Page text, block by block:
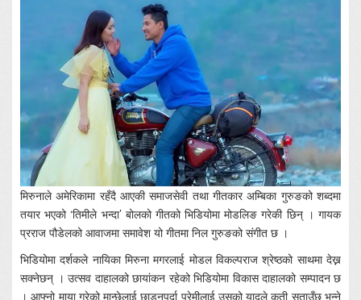
मिरुनाले अमेरिकामा रहँदै आएकी समाजसेवी तथा गीतकार अम्बिका गुरुङको शब्दमा
तयार भएको ‘तिमीले भन्दा’ बोलको गीतको भिडियोमा मोडलिङ गरेकी छिन् । गायक
प्रराज पौडेलको आवाजमा समावेश यो गीतमा निल गुरुङको संगीत छ ।
भिडियोमा दर्शकले नायिका मिरुना मगरलाई मोडल विकल्पराज श्रेष्ठको साथमा देख्न
सक्नेछन् । उत्सव दाहालको छायांकन रहेको भिडियोमा विकास दाहालको सम्पादन छ
। आफ्नो माया गरेको मान्छेलाई छाड्नुपर्दा प्रेमीलाई उसको यादले कती सताउँछ भन्ने